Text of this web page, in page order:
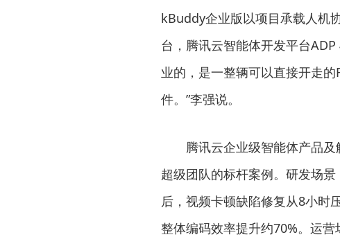
kBuddy企业版以项目承载人机
台，腾讯云智能体开发平台
业的，是一整辆可以直接开走
件。”李强说。
腾讯云企业级智能体产品
超级团队的标杆案例。研发场
后，视频卡顿缺陷修复从8小时
整体编码效率提升约70%。运